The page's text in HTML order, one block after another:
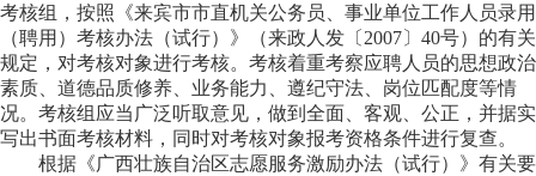
考核组，按照《来宾市市直机关公务员、事业单位工作人员录用
（聘用）考核办法（试行）》（来政人发〔2007〕40号）的有关
规定，对考核对象进行考核。考核着重考察应聘人员的思想政治
素质、道德品质修养、业务能力、遵纪守法、岗位匹配度等情
况。考核组应当广泛听取意见，做到全面、客观、公正，并据实
写出书面考核材料，同时对考核对象报考资格条件进行复查。
根据《广西壮族自治区志愿服务激励办法（试行）》有关要